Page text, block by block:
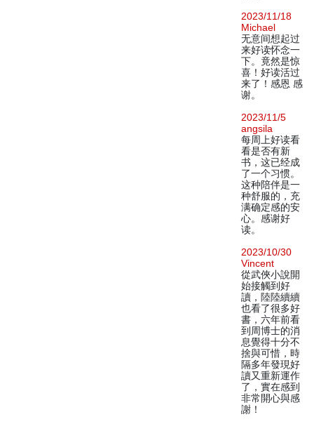
2023/11/18
Michael
无意间想起过
来好读怀念一
下。竟然是惊
喜！好读活过
来了！感恩 感
谢。
2023/11/5
angsila
每周上好读看
看是否有新
书，这已经成
了一个习惯。
这种陪伴是一
种舒服的，充
满确定感的安
心。感谢好
读。
2023/10/30
Vincent
從武俠小說開
始接觸到好
讀，陸陸續續
也看了很多好
書，六年前看
到周博士的消
息覺得十分不
捨與可惜，時
隔多年發現好
讀又重新運作
了，實在感到
非常開心與感
謝！